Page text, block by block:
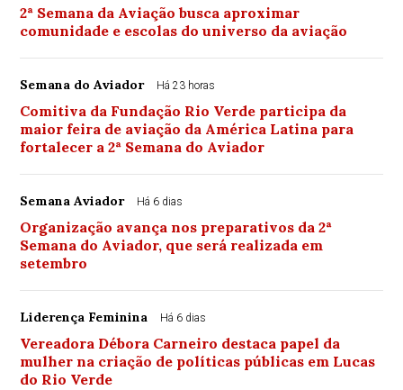
2ª Semana da Aviação busca aproximar
comunidade e escolas do universo da aviação
Semana do Aviador Há 23 horas
Comitiva da Fundação Rio Verde participa da
maior feira de aviação da América Latina para
fortalecer a 2ª Semana do Aviador
Semana Aviador Há 6 dias
Organização avança nos preparativos da 2ª
Semana do Aviador, que será realizada em
setembro
Liderença Feminina Há 6 dias
Vereadora Débora Carneiro destaca papel da
mulher na criação de políticas públicas em Lucas
do Rio Verde